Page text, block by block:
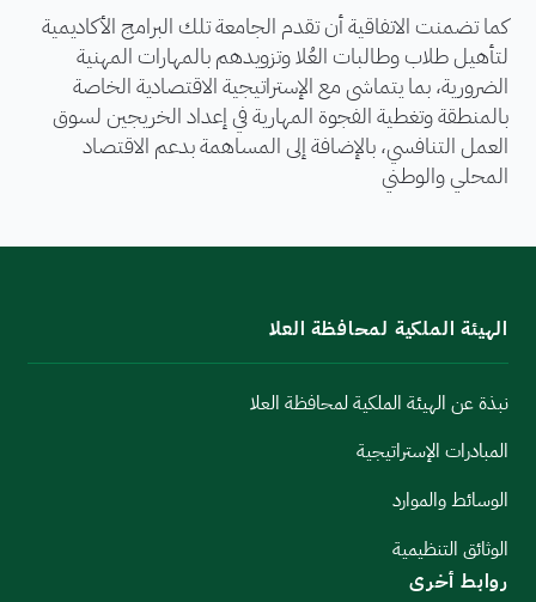
كما تضمنت الاتفاقية أن تقدم الجامعة تلك البرامج الأكاديمية
لتأهيل طلاب وطالبات العُلا وتزويدهم بالمهارات المهنية
الضرورية، بما يتماشى مع الإستراتيجية الاقتصادية الخاصة
بالمنطقة وتغطية الفجوة المهارية في إعداد الخريجين لسوق
العمل التنافسي، بالإضافة إلى المساهمة بدعم الاقتصاد
المحلي والوطني
الهيئة الملكية لمحافظة العلا
نبذة عن الهيئة الملكية لمحافظة العلا
المبادرات الإستراتيجية
الوسائط والموارد
الوثائق التنظيمية
روابط أخرى